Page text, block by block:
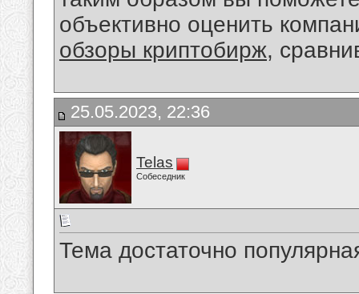
объективно оценить
обзоры криптобирж,
25.05.2023, 22:36
Telas
Собеседник
Тема достаточно